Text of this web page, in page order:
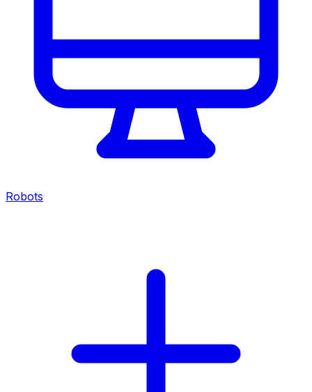
Robots